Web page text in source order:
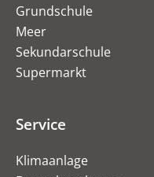
Grundschule
Meer
Sekundarschule
Supermarkt
Service
Klimaanlage